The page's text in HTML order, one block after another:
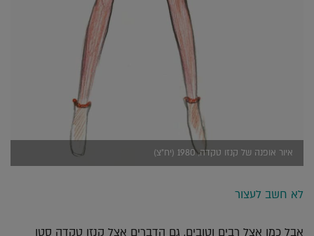
איור אופנה של קנזו טקדה, 1980 (יח"צ)
לא חשב לעצור
אבל כמו אצל רבים וטובים, גם הדברים אצל קנזו טקדה סטו